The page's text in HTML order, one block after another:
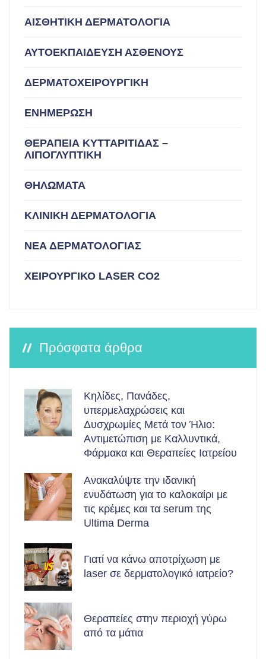
ΑΙΣΘΗΤΙΚΗ ΔΕΡΜΑΤΟΛΟΓΙΑ
ΑΥΤΟΕΚΠΑΙΔΕΥΣΗ ΑΣΘΕΝΟΥΣ
ΔΕΡΜΑΤΟΧΕΙΡΟΥΡΓΙΚΗ
ΕΝΗΜΕΡΩΣΗ
ΘΕΡΑΠΕΙΑ ΚΥΤΤΑΡΙΤΙΔΑΣ –
ΛΙΠΟΓΛΥΠΤΙΚΗ
ΘΗΛΩΜΑΤΑ
ΚΛΙΝΙΚΗ ΔΕΡΜΑΤΟΛΟΓΙΑ
ΝΕΑ ΔΕΡΜΑΤΟΛΟΓΙΑΣ
ΧΕΙΡΟΥΡΓΙΚΟ LASER CO2
Πρόσφατα άρθρα
Κηλίδες, Πανάδες,
υπερμελαχρώσεις και
Δυσχρωμίες Μετά τον Ήλιο:
Αντιμετώπιση με Καλλυντικά,
Φάρμακα και Θεραπείες Ιατρείου
Ανακαλύψτε την ιδανική
ενυδάτωση για το καλοκαίρι με
τις κρέμες και τα serum της
Ultima Derma
Γιατί να κάνω αποτρίχωση με
laser σε δερματολογικό ιατρείο?
Θεραπείες στην περιοχή γύρω
από τα μάτια